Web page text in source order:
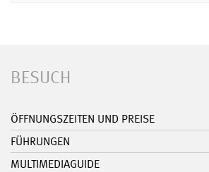
BESUCH
ÖFFNUNGSZEITEN UND PREISE
FÜHRUNGEN
MULTIMEDIAGUIDE